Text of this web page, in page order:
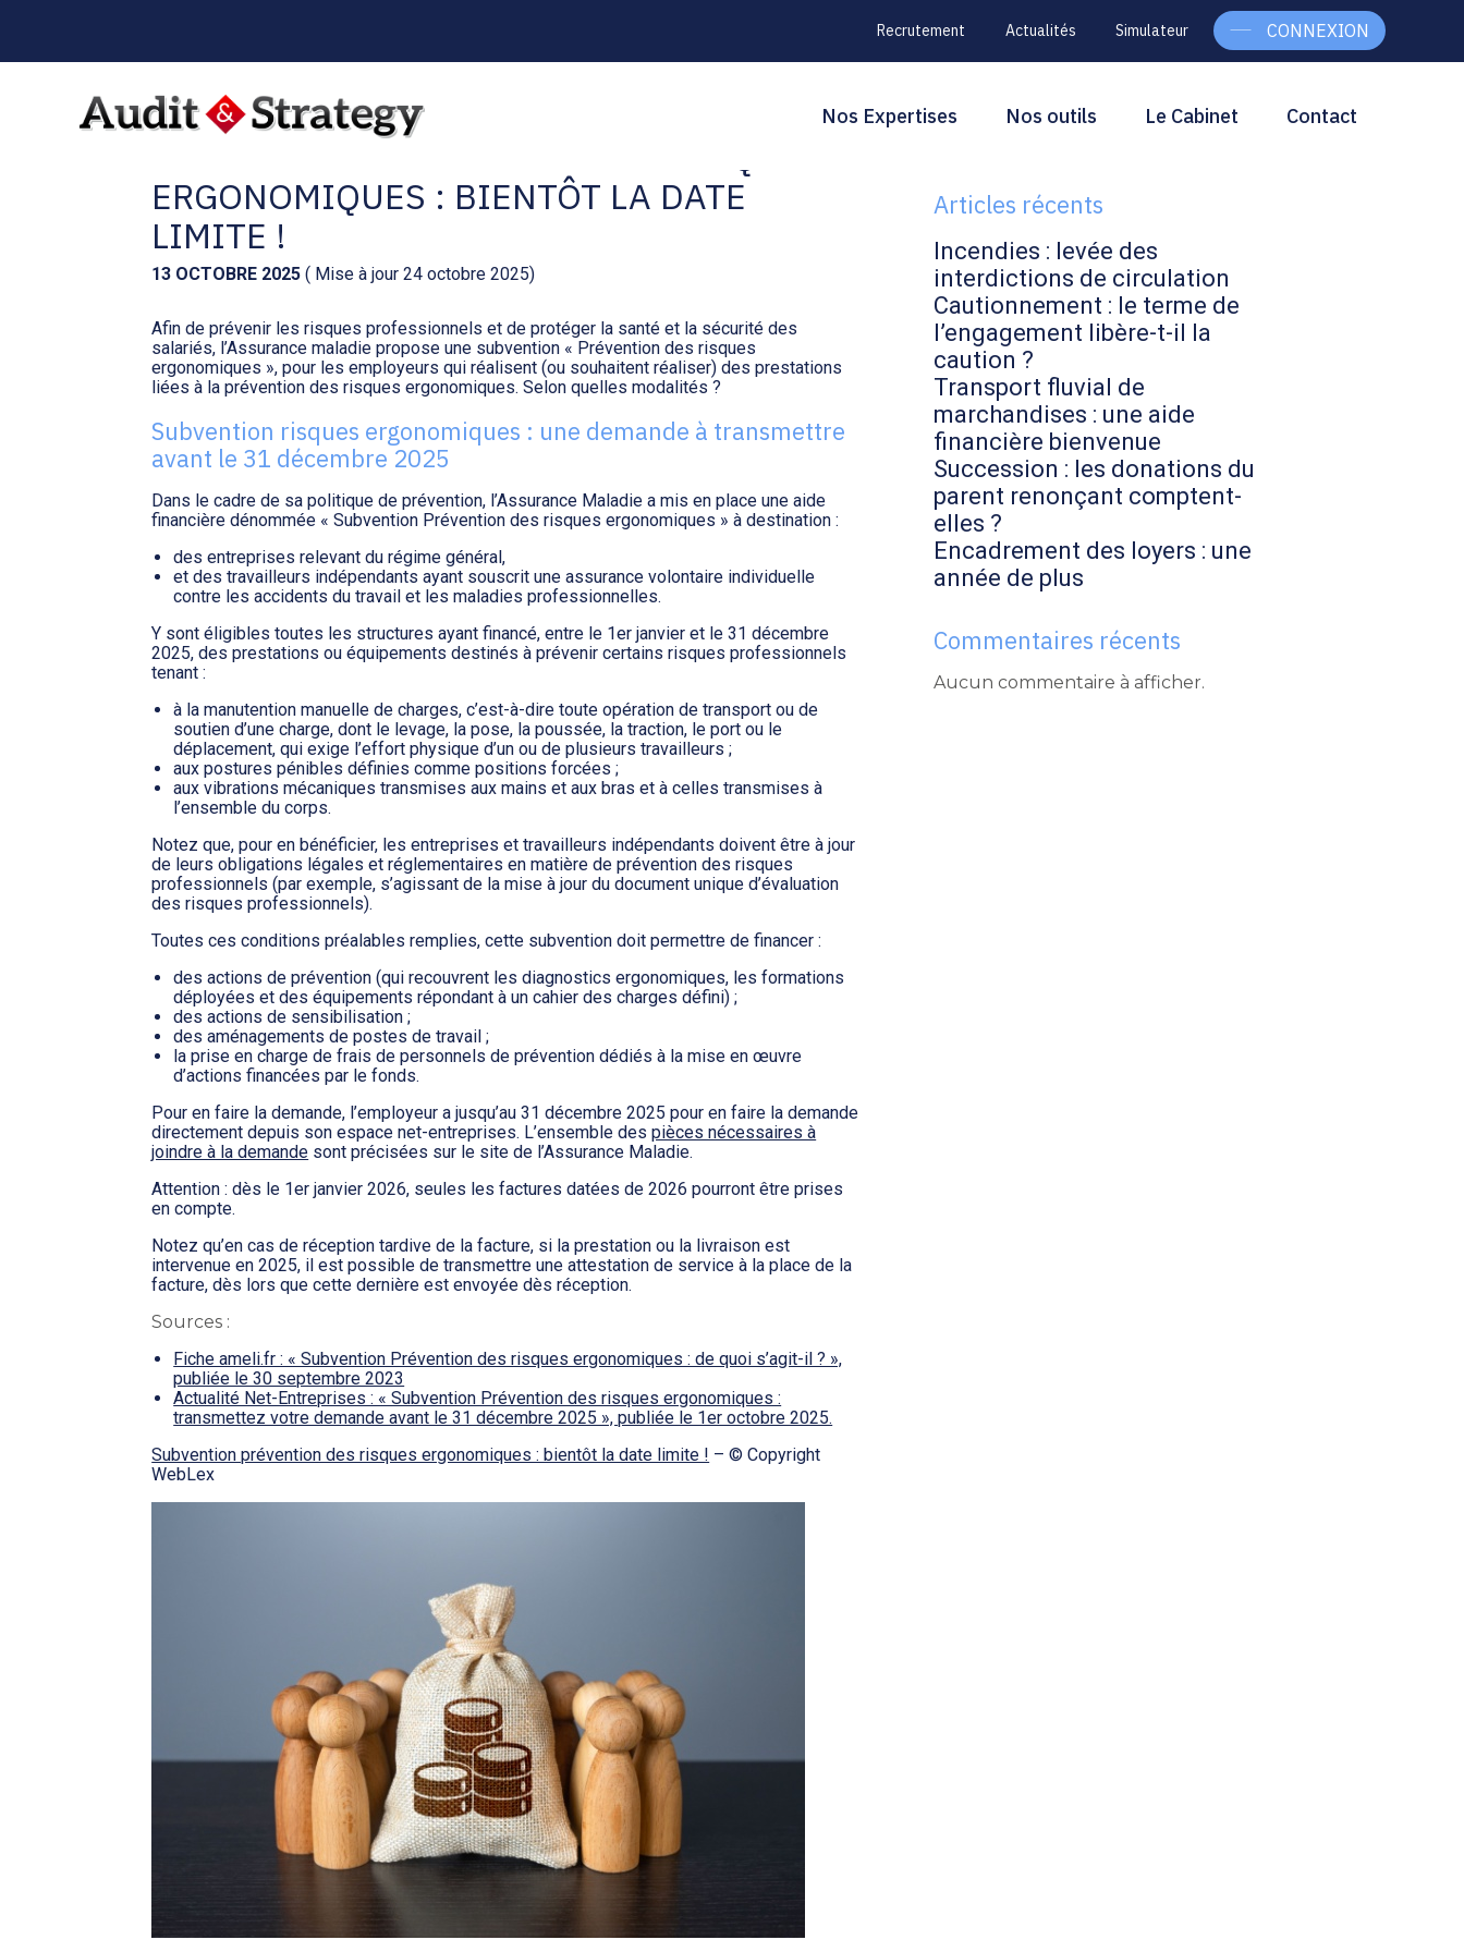
sub-
header
Recrutement Actualités Simulateur CONNEXION
Aller
Principal
Nos Expertises Nos outils Le Cabinet Contact
ERGONOMIQUES : BIENTÔT LA DATE
LIMITE !
13 OCTOBRE 2025 ( Mise à jour 24 octobre 2025)
Afin de prévenir les risques professionnels et de protéger la santé et la sécurité des
salariés, l’Assurance maladie propose une subvention « Prévention des risques
ergonomiques », pour les employeurs qui réalisent (ou souhaitent réaliser) des prestations
liées à la prévention des risques ergonomiques. Selon quelles modalités ?
Subvention risques ergonomiques : une demande à transmettre
avant le 31 décembre 2025
Dans le cadre de sa politique de prévention, l’Assurance Maladie a mis en place une aide
financière dénommée « Subvention Prévention des risques ergonomiques » à destination :
des entreprises relevant du régime général,
et des travailleurs indépendants ayant souscrit une assurance volontaire individuelle
contre les accidents du travail et les maladies professionnelles.
Y sont éligibles toutes les structures ayant financé, entre le 1er janvier et le 31 décembre
2025, des prestations ou équipements destinés à prévenir certains risques professionnels
tenant :
à la manutention manuelle de charges, c’est-à-dire toute opération de transport ou de
soutien d’une charge, dont le levage, la pose, la poussée, la traction, le port ou le
déplacement, qui exige l’effort physique d’un ou de plusieurs travailleurs ;
aux postures pénibles définies comme positions forcées ;
aux vibrations mécaniques transmises aux mains et aux bras et à celles transmises à
l’ensemble du corps.
Notez que, pour en bénéficier, les entreprises et travailleurs indépendants doivent être à jour
de leurs obligations légales et réglementaires en matière de prévention des risques
professionnels (par exemple, s’agissant de la mise à jour du document unique d’évaluation
des risques professionnels).
Toutes ces conditions préalables remplies, cette subvention doit permettre de financer :
des actions de prévention (qui recouvrent les diagnostics ergonomiques, les formations
déployées et des équipements répondant à un cahier des charges défini) ;
des actions de sensibilisation ;
des aménagements de postes de travail ;
la prise en charge de frais de personnels de prévention dédiés à la mise en œuvre
d’actions financées par le fonds.
Pour en faire la demande, l’employeur a jusqu’au 31 décembre 2025 pour en faire la demande
directement depuis son espace net-entreprises. L’ensemble despièces nécessaires à
joindre à la demande sont précisées sur le site de l’Assurance Maladie.
Attention : dès le 1er janvier 2026, seules les factures datées de 2026 pourront être prises
en compte.
Notez qu’en cas de réception tardive de la facture, si la prestation ou la livraison est
intervenue en 2025, il est possible de transmettre une attestation de service à la place de la
facture, dès lors que cette dernière est envoyée dès réception.
Sources :
Fiche ameli.fr : « Subvention Prévention des risques ergonomiques : de quoi s’agit-il ? »,
publiée le 30 septembre 2023
Actualité Net-Entreprises : « Subvention Prévention des risques ergonomiques :
transmettez votre demande avant le 31 décembre 2025 », publiée le 1er octobre 2025.
Subvention prévention des risques ergonomiques : bientôt la date limite ! – © Copyright
WebLex
Blog
Rechercher
Articles récents
Incendies : levée des
interdictions de circulation
Cautionnement : le terme de
l’engagement libère-t-il la
caution ?
Transport fluvial de
marchandises : une aide
financière bienvenue
Succession : les donations du
parent renonçant comptent-
elles ?
Encadrement des loyers : une
année de plus
Commentaires récents
Aucun commentaire à afficher.